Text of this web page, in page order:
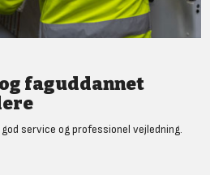
faguddannet
service og professionel vejledning.